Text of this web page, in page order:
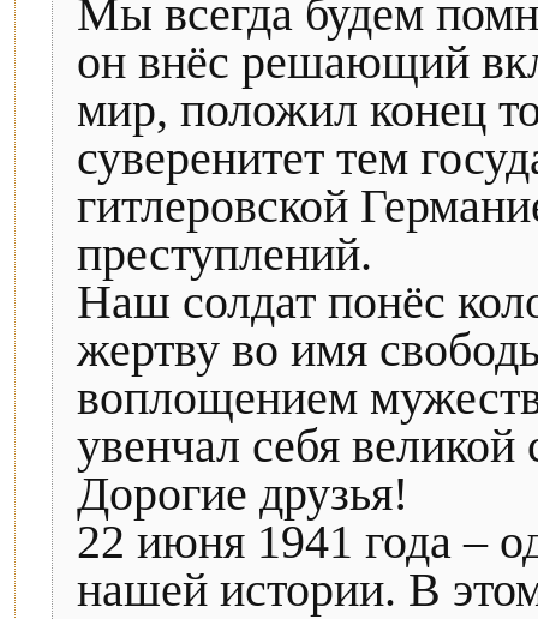
Мы всегда будем
он внёс решающий
мир, положил конец
суверенитет тем
гитлеровской
преступлений.
Наш солдат понёс
жертву во имя
воплощением
увенчал себя
Дорогие друзья!
22 июня 1941 года –
нашей истории. В